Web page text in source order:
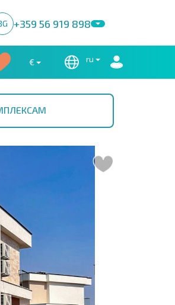
+359 56 919 898
€ ru